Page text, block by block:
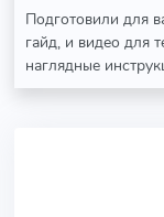
Подготовили для
гайд, и видео для
наглядные